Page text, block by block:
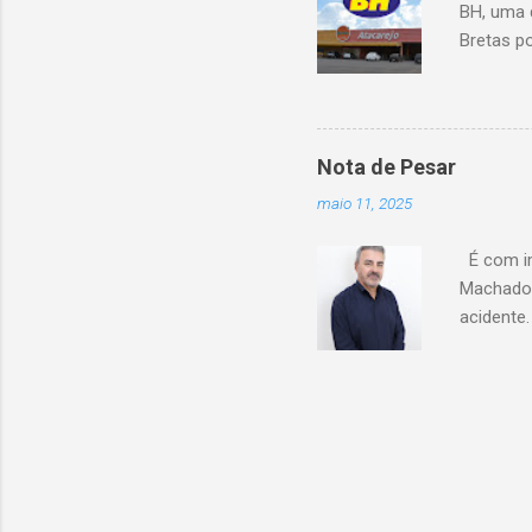
BH,
Bretas
existe a
Nota de Pesar
maio 11, 2025
É com
Celio
sobre o